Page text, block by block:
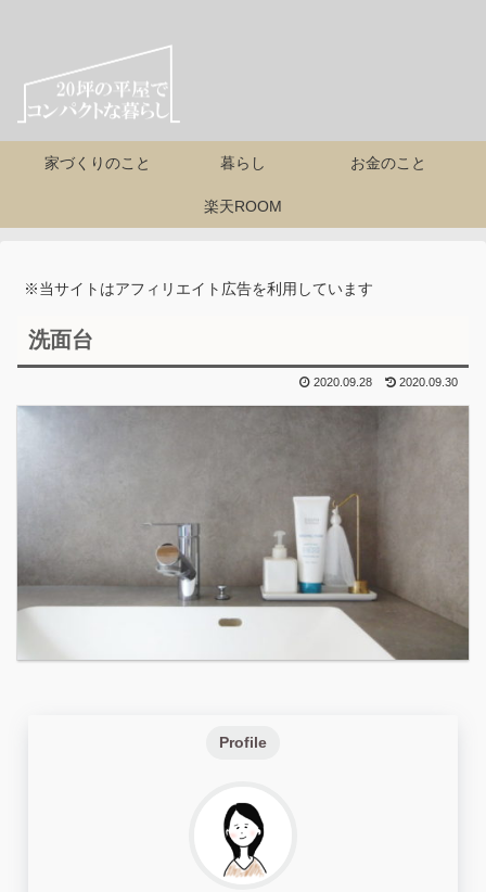
家づくりのこと 暮らし お金のこと
楽天ROOM
※当サイトはアフィリエイト広告を利用しています
洗面台
2020.09.28 2020.09.30
Profile